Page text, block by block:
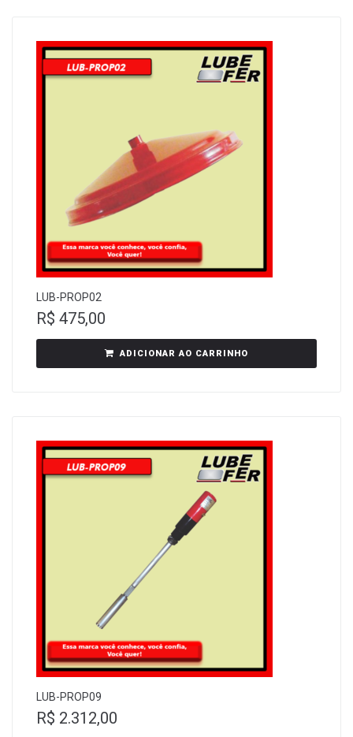
LUB-PROP02
R$ 475,00
ADICIONAR AO CARRINHO
LUB-PROP09
R$ 2.312,00